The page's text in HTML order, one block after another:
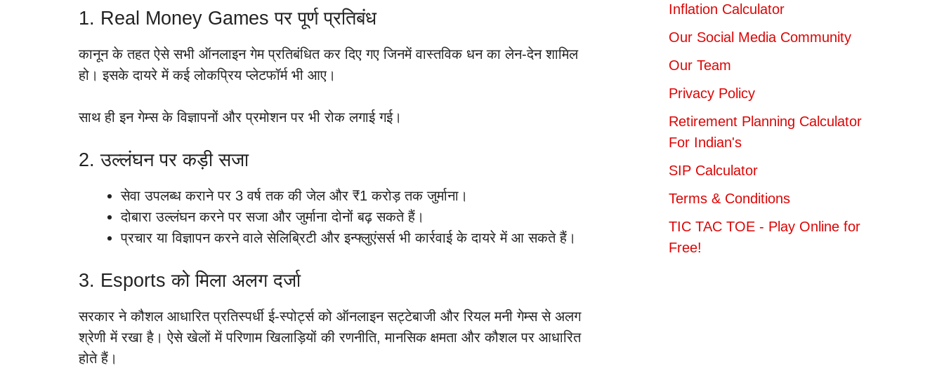
1. Real Money Games पर पूर्ण प्रतिबंध
कानून के तहत ऐसे सभी ऑनलाइन गेम प्रतिबंधित कर दिए गए जिनमें वास्तविक धन का लेन-देन शामिल
हो। इसके दायरे में कई लोकप्रिय प्लेटफॉर्म भी आए।
साथ ही इन गेम्स के विज्ञापनों और प्रमोशन पर भी रोक लगाई गई।
2. उल्लंघन पर कड़ी सजा
सेवा उपलब्ध कराने पर 3 वर्ष तक की जेल और ₹1 करोड़ तक जुर्माना।
दोबारा उल्लंघन करने पर सजा और जुर्माना दोनों बढ़ सकते हैं।
प्रचार या विज्ञापन करने वाले सेलिब्रिटी और इन्फ्लुएंसर्स भी कार्रवाई के दायरे में आ सकते हैं।
3. Esports को मिला अलग दर्जा
सरकार ने कौशल आधारित प्रतिस्पर्धी ई-स्पोर्ट्स को ऑनलाइन सट्टेबाजी और रियल मनी गेम्स से अलग
श्रेणी में रखा है। ऐसे खेलों में परिणाम खिलाड़ियों की रणनीति, मानसिक क्षमता और कौशल पर आधारित
होते हैं।
Inflation Calculator
Our Social Media Community
Our Team
Privacy Policy
Retirement Planning Calculator
For Indian's
SIP Calculator
Terms & Conditions
TIC TAC TOE - Play Online for
Free!